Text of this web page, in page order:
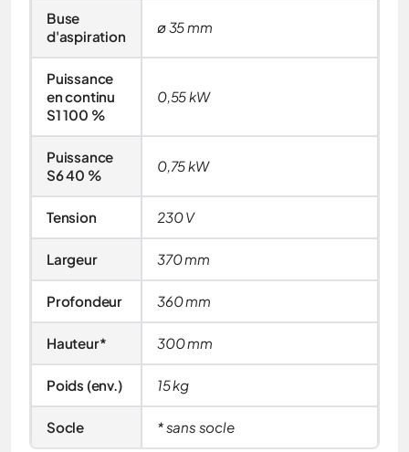
Buse
d'aspiration
ø 35 mm
Puissance
en continu
S1 100 %
0,55 kW
Puissance
S6 40 %
0,75 kW
Tension 230 V
Largeur 370 mm
Profondeur 360 mm
Hauteur* 300 mm
Poids (env.) 15 kg
Socle * sans socle